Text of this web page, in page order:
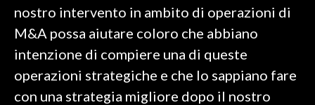
nostro intervento in ambito di operazioni di
M&A possa aiutare coloro che abbiano
intenzione di compiere una di queste
operazioni strategiche e che lo sappiano fare
con una strategia migliore dopo il nostro